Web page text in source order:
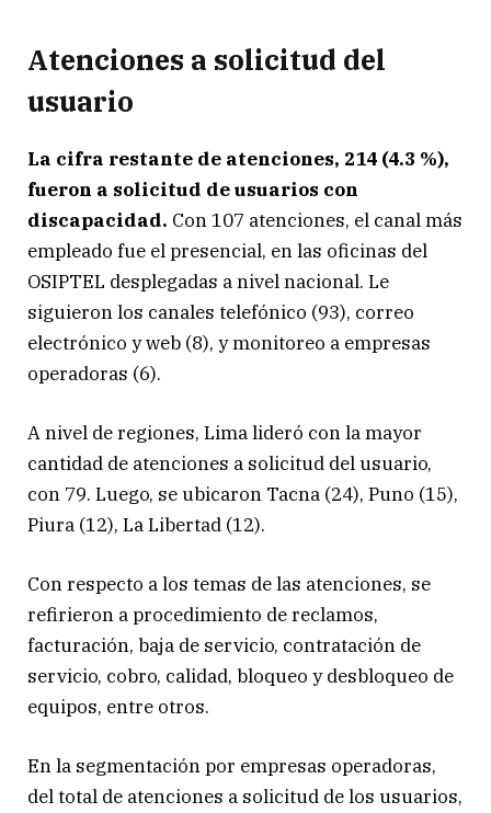
Atenciones a solicitud del
usuario
La cifra restante de atenciones, 214 (4.3 %),
fueron a solicitud de usuarios con
discapacidad. Con 107 atenciones, el canal más
empleado fue el presencial, en las oficinas del
OSIPTEL desplegadas a nivel nacional. Le
siguieron los canales telefónico (93), correo
electrónico y web (8), y monitoreo a empresas
operadoras (6).
A nivel de regiones, Lima lideró con la mayor
cantidad de atenciones a solicitud del usuario,
con 79. Luego, se ubicaron Tacna (24), Puno (15),
Piura (12), La Libertad (12).
Con respecto a los temas de las atenciones, se
refirieron a procedimiento de reclamos,
facturación, baja de servicio, contratación de
servicio, cobro, calidad, bloqueo y desbloqueo de
equipos, entre otros.
En la segmentación por empresas operadoras,
del total de atenciones a solicitud de los usuarios,